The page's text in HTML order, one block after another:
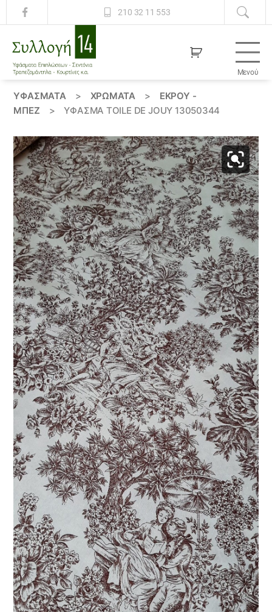
210 32 11 553
14
Μενού
ΥΦΆΣΜΑΤΑ > ΧΡΏΜΑΤΑ >
ΕΚΡΟΥ -
ΜΠΕΖ
> ΎΦΑΣΜΑ TOILE DE JOUY 13050344